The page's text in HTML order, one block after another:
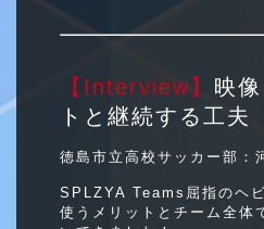
【Interview】 映
トと継続する工夫
徳島市立高校サッカー部：
SPLZYA Teams屈指のヘ
使うメリットとチーム全体